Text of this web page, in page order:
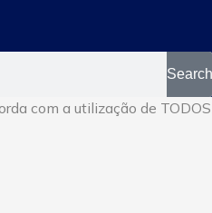
Search
com a utilização de TODOS